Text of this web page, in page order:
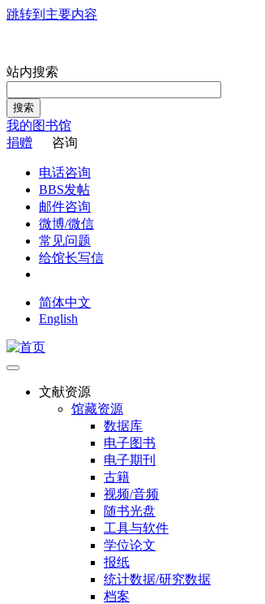
跳转到主要内容
站内搜索
搜索
我的图书馆
捐赠
咨询
电话咨询
BBS发帖
邮件咨询
微博/微信
常见问题
给馆长写信
简体中文
English
文献资源
馆藏资源
数据库
电子图书
电子期刊
古籍
视频/音频
随书光盘
工具与软件
学位论文
报纸
统计数据/研究数据
档案